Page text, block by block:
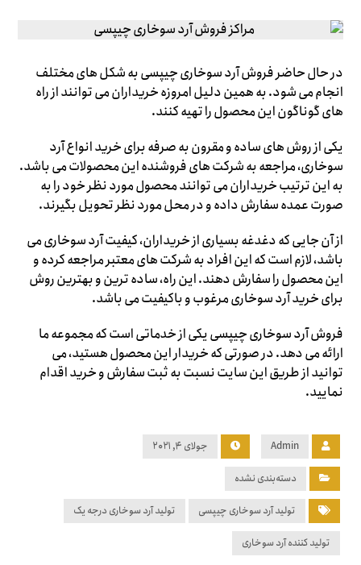
در حال حاضر فروش آرد سوخاری چیپسی به شکل ‌های مختلف
انجام می‌ شود. به همین دلیل امروزه خریداران می ‌توانند از راه
‌های گوناگون این محصول را تهیه کنند.
یکی از روش های ساده و مقرون به صرفه برای خرید انواع آرد
سوخاری، مراجعه به شرکت های فروشنده این محصولات می باشد.
به این ترتیب خریداران می توانند محصول مورد نظر خود را به
صورت عمده سفارش داده و در محل مورد نظر تحویل بگیرند.
از آن جایی که دغدغه بسیاری از خریداران، کیفیت آرد سوخاری می
باشد، لازم است که این افراد به شرکت های معتبر مراجعه کرده و
این محصول را سفارش دهند. این راه، ساده ترین و بهترین روش
برای خرید آرد سوخاری مرغوب و باکیفیت می باشد.
فروش آرد سوخاری چیپسی یکی از خدماتی است که مجموعه ما
ارائه می دهد. در صورتی که خریدار این محصول هستید، می
توانید از طریق این سایت نسبت به ثبت سفارش و خرید اقدام
نمایید.
Admin جولای ۴, ۲۰۲۱
دسته‌بندی نشده
تولید آرد سوخاری چیپسی تولید آرد سوخاری درجه یک
تولید کننده آرد سوخاری